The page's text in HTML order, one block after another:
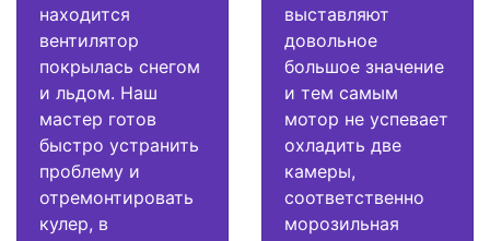
находится
вентилятор
покрылась снегом
и льдом. Наш
мастер готов
быстро устранить
проблему и
отремонтировать
кулер, в
выставляют
довольное
большое значение
и тем самым
мотор не успевает
охладить две
камеры,
соответственно
морозильная